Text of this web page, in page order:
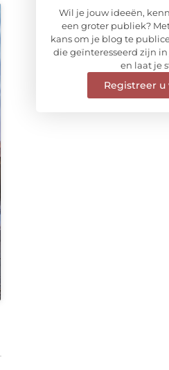
Wil je jouw ideeën,
een groter publiek?
kans om je blog te
die geïnteresseerd zijn
en laat je
Registreer u